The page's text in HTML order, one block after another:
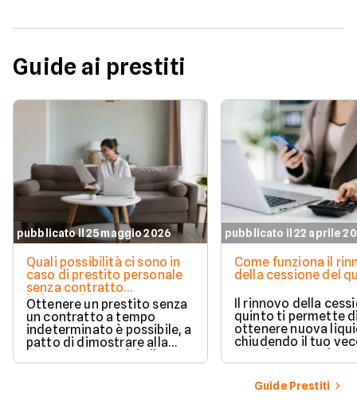
Guide ai prestiti
pubblicato il 25 maggio 2026
Quali possibilità ci sono in
caso di prestito personale
senza contratto
indeterminato
Ottenere un prestito senza
un contratto a tempo
indeterminato è possibile, a
patto di dimostrare alla
banca una capacità di
rimborso solida e costante.
pubblicato il 22 aprile
Come funziona il
della cessione del
Il rinnovo della
quinto ti permette
ottenere nuova
chiudendo il tuo
prestito per aprirne
vantaggioso.
Guide Prestiti